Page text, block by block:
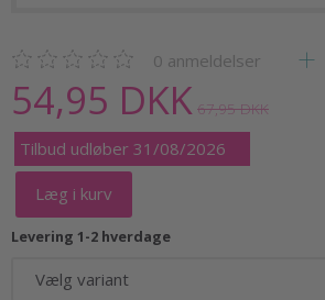
0 anmeldelser
54,95 DKK 67,95 DKK
Tilbud udløber 31/08/2026
Læg i kurv
Levering 1-2 hverdage